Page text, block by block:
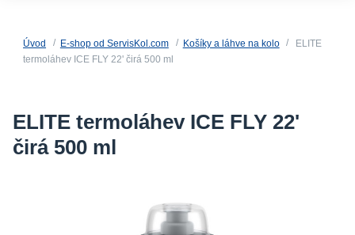
Úvod E-shop od ServisKol.com Košíky a láhve na kolo
ELITE
termoláhev ICE FLY 22' čirá 500 ml
ELITE termoláhev ICE FLY 22'
čirá 500 ml